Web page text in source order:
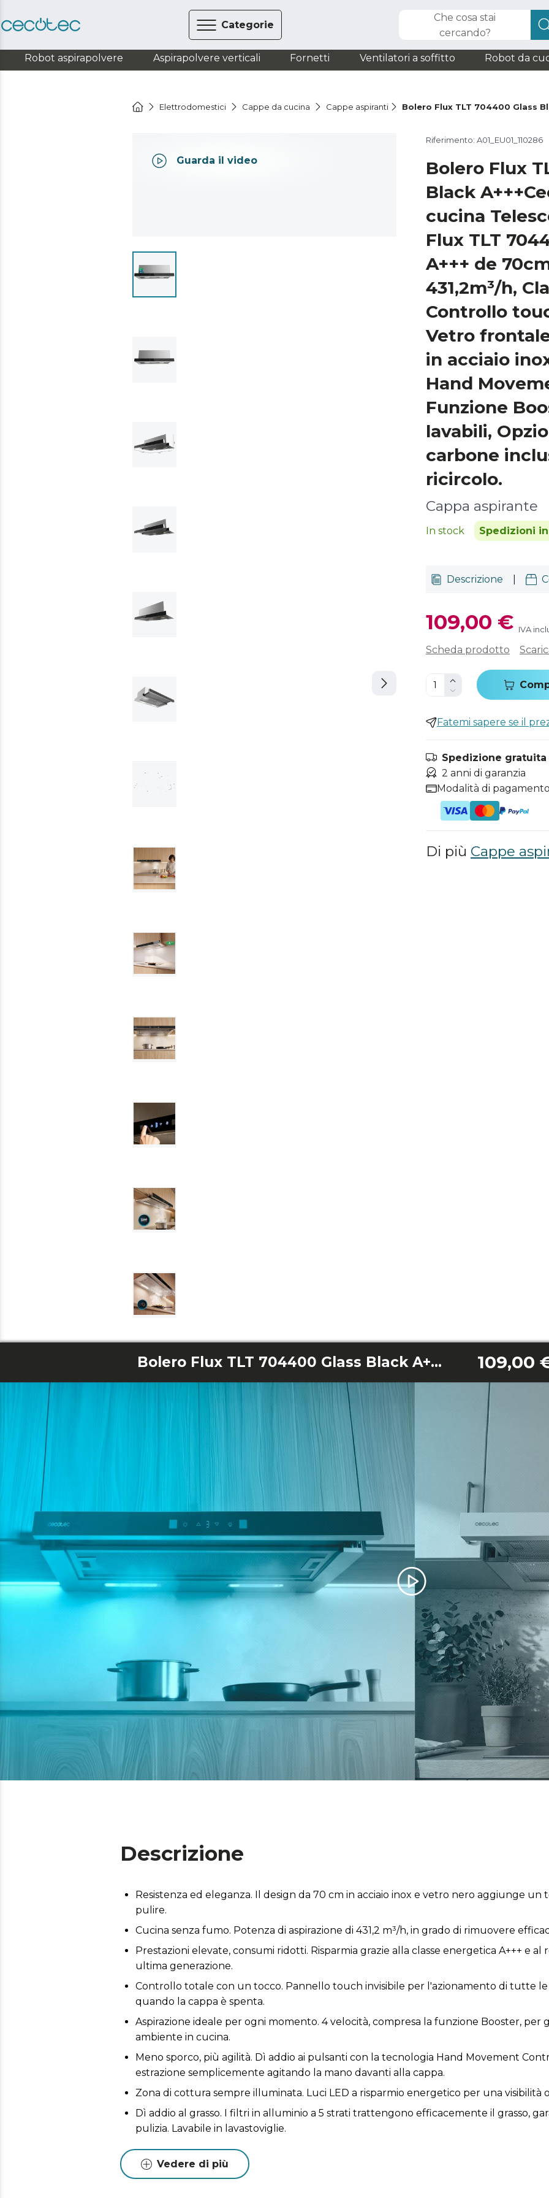
Categorie
Che cosa stai
cercando?
Robot aspirapolvere Aspirapolvere verticali Fornetti Ventilatori a soffitto Robot da
Elettrodomestici Cappe da cucina Cappe aspiranti Bolero Flux TLT 704400 Glass
Guarda il video
Riferimento: A01_EU01_110286
Bolero Flux
Black
cucina
Flux TLT
A+++ de
431,2m³/h,
Controllo
Vetro
in acciaio
Hand
Funzione
lavabili,
carbone
ricircolo.
Cappa aspirante
In stock Spedizioni
Descrizione
109,00 € IVA
Scheda prodotto
Fatemi sapere se il
Spedizione gratuita
2 anni di garanzia
Modalità di
Di più Cappe
Bolero Flux TLT 704400 Glass Black A+++ 109,00
Descrizione
Resistenza ed eleganza. Il design da 70 cm in acciaio inox e vetro nero aggiunge un
pulire.
Cucina senza fumo. Potenza di aspirazione di 431,2 m³/h, in grado di rimuovere
Prestazioni elevate, consumi ridotti. Risparmia grazie alla classe energetica A+++ e al
ultima generazione.
Controllo totale con un tocco. Pannello touch invisibile per l'azionamento di tutte le
quando la cappa è spenta.
Aspirazione ideale per ogni momento. 4 velocità, compresa la funzione Booster, per
ambiente in cucina.
Meno sporco, più agilità. Dì addio ai pulsanti con la tecnologia Hand Movement
estrazione semplicemente agitando la mano davanti alla cappa.
Zona di cottura sempre illuminata. Luci LED a risparmio energetico per una visibilità
Dì addio al grasso. I filtri in alluminio a 5 strati trattengono efficacemente il grasso,
pulizia. Lavabile in lavastoviglie.
Migliora la qualità dell'ambiente. Include filtri al carbone (non installati), per optare
necessità di un’uscita esterna.
Vedere di più